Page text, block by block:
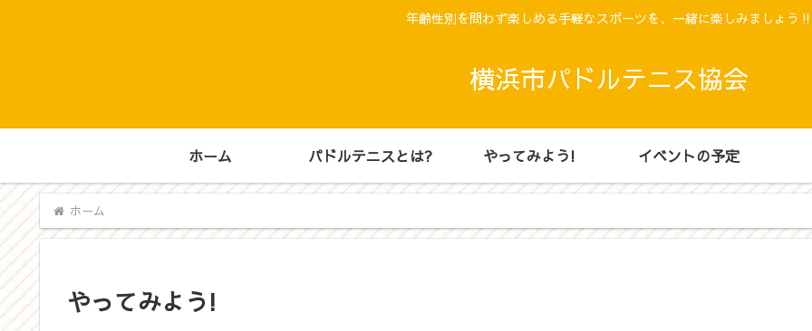
年齢性別を問わず楽しめる手軽なスポーツを、一緒に楽しみましょう‼
横浜市パドルテニス協会
ホーム パドルテニスとは? やってみよう! イベントの予定
ホーム
やってみよう!